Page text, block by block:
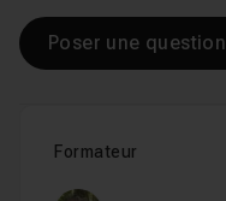
Formateur
Poser une question